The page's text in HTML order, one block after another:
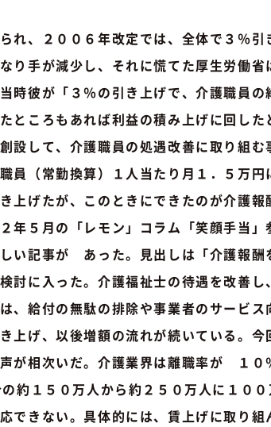
、２００６年改定では、全体で３％
手が減少し、それに慌てた厚生労働
時彼が「３％の引き上げで、介護職員
ところもあれば利益の積み上げに回し
して、介護職員の処遇改善に取り組
（常勤換算）１人当たり月１．５万円
げたが、このときにできたのが介護
５月の「レモン」コラム「笑顔手当」
記事が あった。見出しは「介護報酬
討に入った。介護福祉士の待遇を改善
、給付の無駄の排除や事業者のサービ
げ、以後増額の流れが続いている。今
が相次いだ。介護業界は離職率が １０
約１５０万人から約２５０万人に１０
できない。具体的には、賃上げに取り